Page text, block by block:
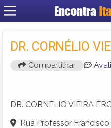
Encontra
DR. CORNÉLIO
Compartilhar
DR. CORNÉLIO VIEIRA
Rua Professor